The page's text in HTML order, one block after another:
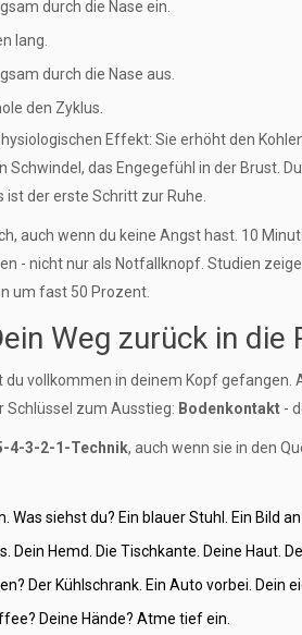
durch die Nase ein.
lang.
durch die Nase aus.
den Zyklus.
Effekt: Sie erhöht den
Schwindel, das Engegefühl in der Brust.
ist der erste Schritt zur Ruhe.
auch wenn du keine Angst hast. 10
- nicht nur als Notfallknopf. Studien
um fast 50 Prozent.
Weg zurück in die
vollkommen in deinem Kopf gefangen.
Schlüssel zum Ausstieg: Bodenkontakt -
4-3-2-1-Technik, auch wenn sie in den
Was siehst du? Ein blauer Stuhl. Ein Bild
Dein Hemd. Die Tischkante. Deine Haut.
Der Kühlschrank. Ein Auto vorbei. Dein
Deine Hände? Atme tief ein.